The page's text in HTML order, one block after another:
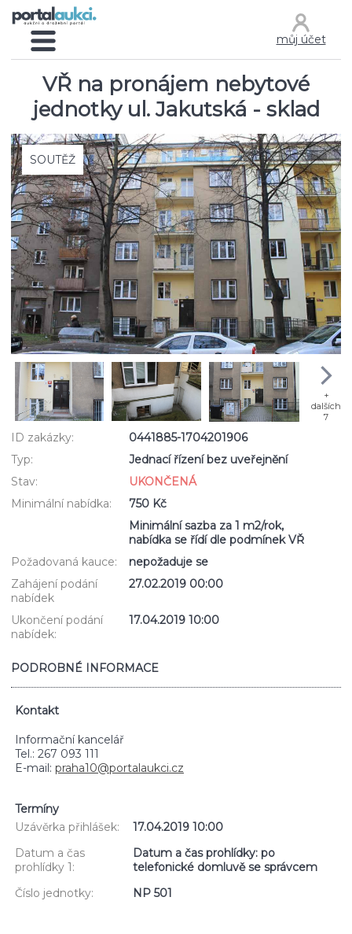
VŘ na pronájem nebytové
jednotky ul. Jakutská - sklad
SOUTĚŽ
+
dalších
7
ID zakázky:
0441885-1704201906
Typ:
Jednací řízení bez uveřejnění
Stav:
UKONČENÁ
Minimální nabídka:
750 Kč
Minimální sazba za 1 m2/rok,
nabídka se řídí dle podmínek VŘ
Požadovaná kauce:
nepožaduje se
Zahájení podání
nabídek
27.02.2019 00:00
Ukončení podání
nabídek:
17.04.2019 10:00
PODROBNÉ INFORMACE
Kontakt
Informační kancelář
Tel.: 267 093 111
E-mail: praha10@portalaukci.cz
Termíny
Uzávěrka přihlášek:
17.04.2019 10:00
Datum a čas
prohlídky 1:
Datum a čas prohlídky: po
telefonické domluvě se správcem
Číslo jednotky:
NP 501
můj účet